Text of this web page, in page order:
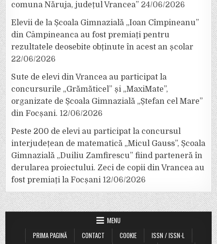
comuna Năruja, județul Vrancea” 24/06/2026
Elevii de la Școala Gimnazială „Ioan Cîmpineanu”
din Câmpineanca au fost premiați pentru
rezultatele deosebite obținute în acest an școlar
22/06/2026
Sute de elevi din Vrancea au participat la
concursurile „Grămăticel” și „MaxiMate”,
organizate de Școala Gimnazială „Ștefan cel Mare”
din Focșani. 12/06/2026
Peste 200 de elevi au participat la concursul
interjudețean de matematică „Micul Gauss”, Școala
Gimnazială „Duiliu Zamfirescu” fiind parteneră în
derularea proiectului. Zeci de copii din Vrancea au
fost premiați la Focșani 12/06/2026
MENU
PRIMA PAGINĂ
CONTACT COOKIE
ISSN / ISSN-L